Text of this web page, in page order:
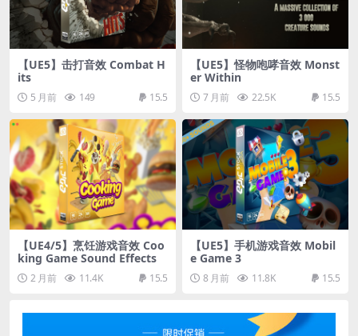
【UE5】击打音效 Combat H
its
5 月前 149 15.5
【UE5】怪物咆哮音效 Monst
er Within
7 月前 22.5K 15.5
【UE4/5】烹饪游戏音效 Coo
king Game Sound Effects
2 月前 11.4K 15.5
【UE5】手机游戏音效 Mobil
e Game 3
8 月前 11.8K 15.5